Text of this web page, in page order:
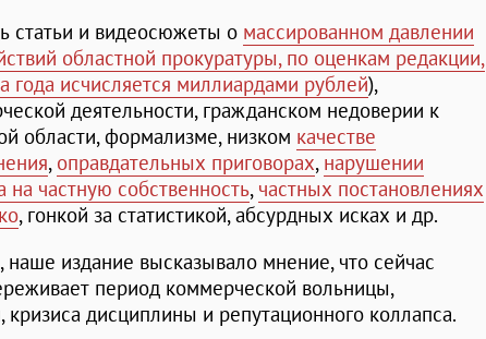
статьи и видеосюжеты о массированном давлении
областной прокуратуры, по оценкам редакции,
года исчисляется миллиардами рублей),
деятельности, гражданском недоверии к
области, формализме, низком качестве
, оправдательных приговорах, нарушении
на частную собственность, частных постановлениях
, гонкой за статистикой, абсурдных исках и др.
наше издание высказывало мнение, что сейчас
период коммерческой вольницы,
дисциплины и репутационного коллапса.